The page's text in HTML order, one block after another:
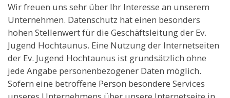
Wir freuen uns sehr über Ihr Interesse an unserem
Unternehmen. Datenschutz hat einen besonders
hohen Stellenwert für die Geschäftsleitung der Ev.
Jugend Hochtaunus. Eine Nutzung der Internetseiten
der Ev. Jugend Hochtaunus ist grundsätzlich ohne
jede Angabe personenbezogener Daten möglich.
Sofern eine betroffene Person besondere Services